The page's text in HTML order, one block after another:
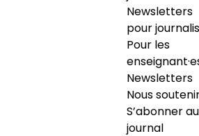
Newsletters
pour
Pour les
Newsletters
Nous
S’abonner au
journal